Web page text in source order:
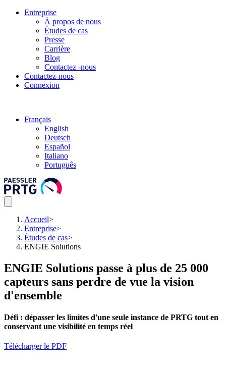
Entreprise
À propos de nous
Études de cas
Presse
Carrière
Blog
Contactez -nous
Contactez-nous
Connexion
Français
English
Deutsch
Español
Italiano
Português
Accueil>
Entreprise>
Études de cas>
ENGIE Solutions
ENGIE Solutions passe à plus de 25 000
capteurs sans perdre de vue la vision
d'ensemble
Défi : dépasser les limites d'une seule instance de PRTG tout en
conservant une visibilité en temps réel
Télécharger le PDF